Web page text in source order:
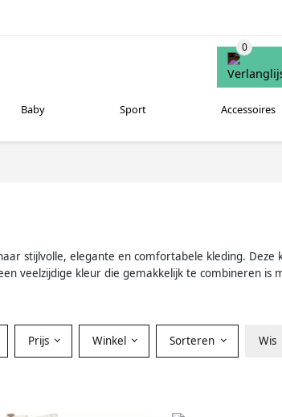
Baby Sport Accessoires
stijlvolle, elegante en comfortabele kleding.
veelzijdige kleur die gemakkelijk te combineren
Prijs Winkel Sorteren Wis